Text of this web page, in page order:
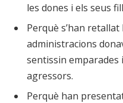
les dones i els seus
Perquè s’han
administracions
sentissin emparades
agressors.
Perquè han